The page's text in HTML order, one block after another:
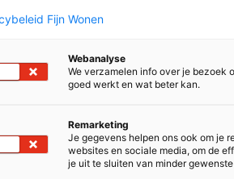
0800-1219
melden? Bel dan
Klantenservice
onderhoud (24/7)
Fijn Wonen
Webanalyse
We verzamelen info over je bezoek
goed werkt en wat beter kan.
Remarketing
Je gegevens helpen ons ook om je
websites en sociale media, om de
je uit te sluiten van minder